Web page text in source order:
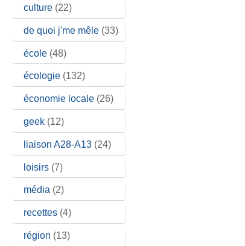
culture (22)
de quoi j'me mêle (33)
école (48)
écologie (132)
économie locale (26)
geek (12)
liaison A28-A13 (24)
loisirs (7)
média (2)
recettes (4)
région (13)